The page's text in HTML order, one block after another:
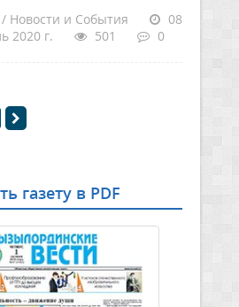
Новости и События
08
2020 г.
501 0
газету в PDF